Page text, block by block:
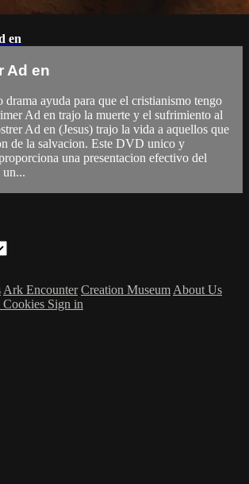
en
Ad en
drama ayuda para que el cristianismo tengo
Ad en trajo la muerte y el sufrimiento al
Ad en (Jesus) trajo la vida a aquellos que
de la salvacion. Este DVD unico y
una presentacion efectivo del
un...
Ark Encounter Creation Museum About Us
Cookies Sign in